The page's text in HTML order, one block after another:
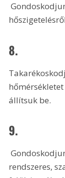
Gondoskodjunk otthonunkban a megfelelő
8.
állítsuk be.
9.
Gondoskodjunk a tüzelőberendezés és a kémény
rendszeres,